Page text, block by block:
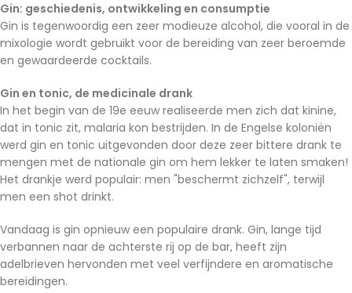
Gin: geschiedenis, ontwikkeling en consumptie
Gin is tegenwoordig een zeer modieuze alcohol, die vooral in de
mixologie wordt gebruikt voor de bereiding van zeer beroemde
en gewaardeerde cocktails.
Gin en tonic, de medicinale drank
In het begin van de 19e eeuw realiseerde men zich dat kinine,
dat in tonic zit, malaria kon bestrijden. In de Engelse koloniën
werd gin en tonic uitgevonden door deze zeer bittere drank te
mengen met de nationale gin om hem lekker te laten smaken!
Het drankje werd populair: men "beschermt zichzelf", terwijl
men een shot drinkt.
Vandaag is gin opnieuw een populaire drank. Gin, lange tijd
verbannen naar de achterste rij op de bar, heeft zijn
adelbrieven hervonden met veel verfijndere en aromatische
bereidingen.